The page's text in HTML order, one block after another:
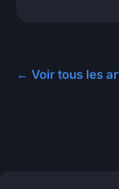
← Voir tous les